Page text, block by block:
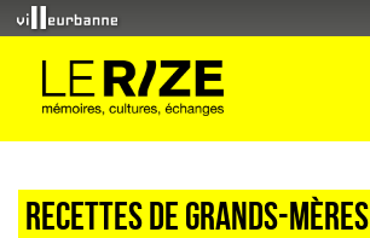
Recettes de grands-mères